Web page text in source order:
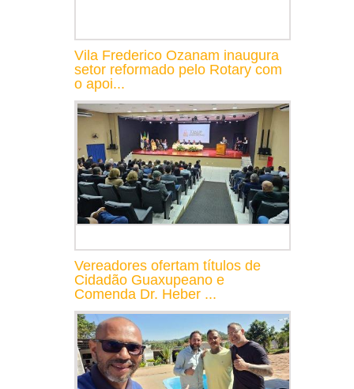
Vila Frederico Ozanam inaugura
setor reformado pelo Rotary com
o apoi...
Vereadores ofertam títulos de
Cidadão Guaxupeano e
Comenda Dr. Heber ...